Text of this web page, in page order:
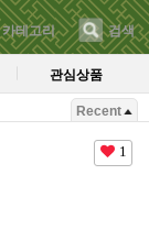
카테고리 검색
관심상품
Recent
1